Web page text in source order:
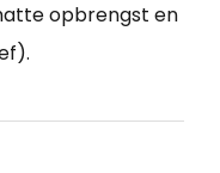
opbrengst en